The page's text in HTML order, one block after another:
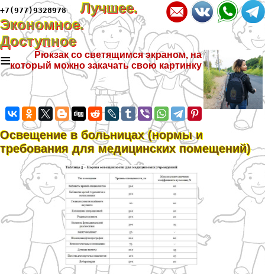
+7(977)9328978
Лучшее.
Экономное.
Доступное
≡
Рюкзак со светящимся экраном, на
который можно закачать свою картинку
Освещение в больницах (нормы и
требования для медицинских помещений)